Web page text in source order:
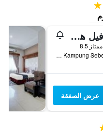
أوكس فيل هوتل
ممتاز 8.5
Jalan Kampung Sebelah No. 28, بادانج, إندونيسيا
عرض الصفقة